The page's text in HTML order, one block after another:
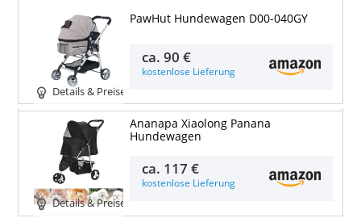
Details & Preise
PawHut Hundewagen D00-040GY
ca.90 €
kostenlose Lieferung
Details & Preise
Ananapa Xiaolong Panana
Hundewagen
ca. 117 €
kostenlose Lieferung